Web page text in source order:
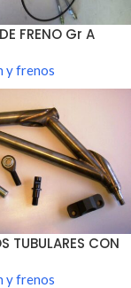
FRENO Gr A
y frenos
TUBULARES CON
y frenos